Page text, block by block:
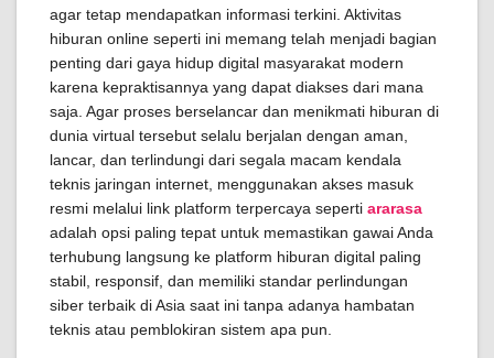
agar tetap mendapatkan informasi terkini. Aktivitas
hiburan online seperti ini memang telah menjadi bagian
penting dari gaya hidup digital masyarakat modern
karena kepraktisannya yang dapat diakses dari mana
saja. Agar proses berselancar dan menikmati hiburan di
dunia virtual tersebut selalu berjalan dengan aman,
lancar, dan terlindungi dari segala macam kendala
teknis jaringan internet, menggunakan akses masuk
resmi melalui link platform terpercaya seperti ararasa
adalah opsi paling tepat untuk memastikan gawai Anda
terhubung langsung ke platform hiburan digital paling
stabil, responsif, dan memiliki standar perlindungan
siber terbaik di Asia saat ini tanpa adanya hambatan
teknis atau pemblokiran sistem apa pun.